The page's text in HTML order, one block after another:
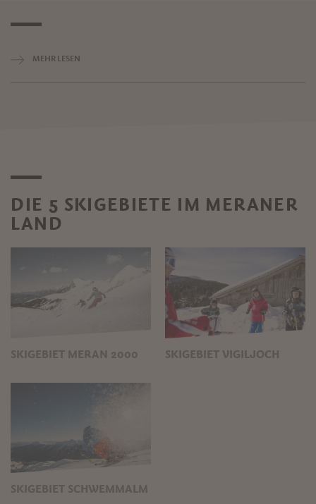
MEHR LESEN
DIE 5 SKIGEBIETE IM MERANER
LAND
SKIGEBIET MERAN 2000 SKIGEBIET VIGILJOCH
SKIGEBIET SCHWEMMALM